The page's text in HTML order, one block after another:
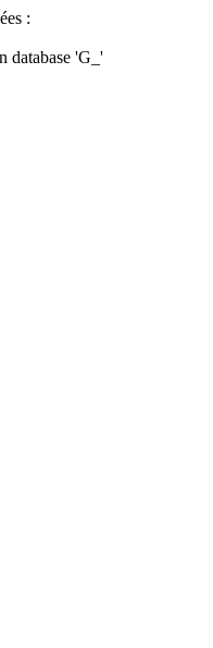
:
'G_'